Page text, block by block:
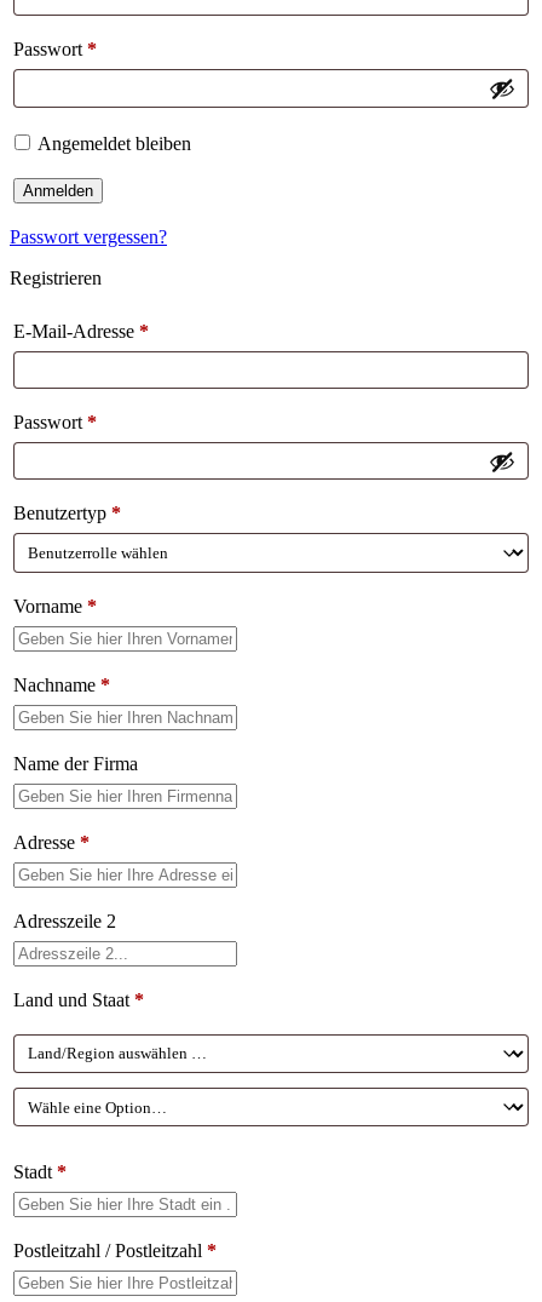
Passwort *
Angemeldet bleiben
Anmelden
Passwort vergessen?
Registrieren
E-Mail-Adresse *
Passwort *
Benutzertyp *
Vorname *
Nachname *
Name der Firma
Adresse *
Adresszeile 2
Land und Staat *
Stadt *
Postleitzahl / Postleitzahl *